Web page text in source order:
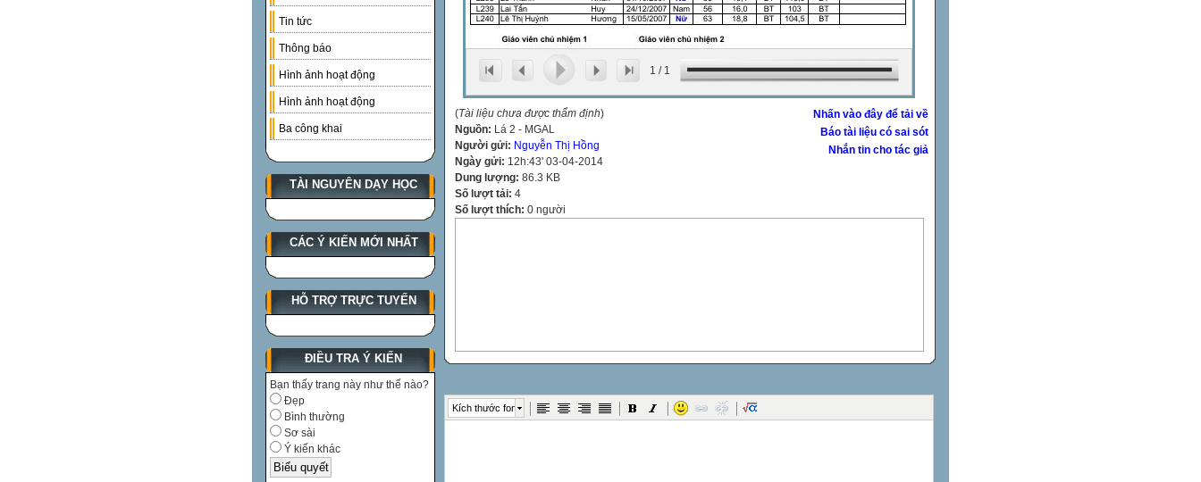
Tin tức
Thông báo
Hình ảnh hoạt động
Hình ảnh hoạt động
Ba công khai
TÀI NGUYÊN DẠY HỌC
CÁC Ý KIẾN MỚI NHẤT
HỖ TRỢ TRỰC TUYẾN
ĐIỀU TRA Ý KIẾN
Bạn thấy trang này như thế nào?
Đẹp
Bình thường
Sơ sài
Ý kiến khác
1 / 1
Nhấn vào đây để tải về
Báo tài liệu có sai sót
Nhắn tin cho tác giả
(Tài liệu chưa được thẩm định)
Nguồn: Lá 2 - MGAL
Người gửi: Nguyễn Thị Hồng
Ngày gửi: 12h:43' 03-04-2014
Dung lượng: 86.3 KB
Số lượt tải: 4
Số lượt thích: 0 người
Kích thước font